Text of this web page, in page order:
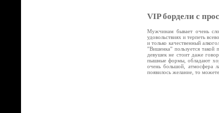
VIP бордели с
Мужчинам бывает очень
удовольствиях и терпеть
и только качественный
”Вишенка” пользуется
девушек не стоит даже
пышные формы, обладают
очень большой, атмосфера
появилось желание, то